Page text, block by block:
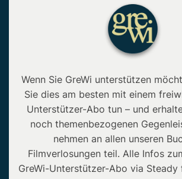
Wenn Sie GreWi unterstützen
Sie dies am besten mit einem
Unterstützer-Abo tun – und
noch themenbezogenen
nehmen an allen unseren
Filmverlosungen teil. Alle Infos
GreWi-Unterstützer-Abo via Steady